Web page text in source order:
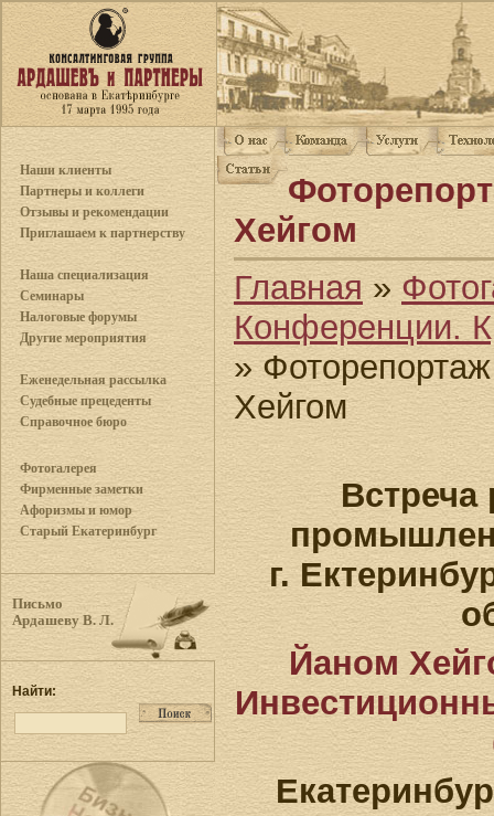
Наши клиенты
Партнеры и коллеги
Отзывы и рекомендации
Приглашаем к партнерству
Наша специализация
Семинары
Налоговые форумы
Другие мероприятия
Еженедельная рассылка
Судебные прецеденты
Справочное бюро
Фотогалерея
Фирменные заметки
Афоризмы и юмор
Старый Екатеринбург
Письмо
Ардашеву В. Л.
Найти:
Хейгом
Главная »
Конференции.
»
Хейгом
Встреча
г.
Йаном